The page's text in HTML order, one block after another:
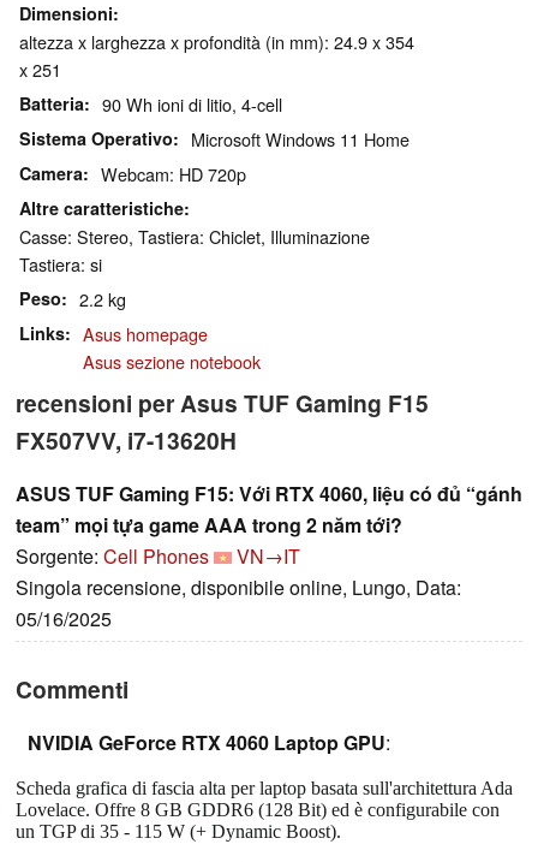
Dimensioni
altezza x larghezza x profondità (in mm): 24.9 x 354
x 251
Batteria 90 Wh ioni di litio, 4-cell
Sistema Operativo Microsoft Windows 11 Home
Camera Webcam: HD 720p
Altre caratteristiche
Casse: Stereo, Tastiera: Chiclet, Illuminazione
Tastiera: si
Peso 2.2 kg
Links
Asus homepage
Asus sezione notebook
recensioni per Asus TUF Gaming F15
FX507VV, i7-13620H
ASUS TUF Gaming F15: Với RTX 4060, liệu có đủ “gánh
team” mọi tựa game AAA trong 2 năm tới?
Sorgente: Cell Phones
VN→IT
Singola recensione, disponibile online, Lungo, Data:
05/16/2025
Commenti
NVIDIA GeForce RTX 4060 Laptop GPU:
Scheda grafica di fascia alta per laptop basata sull'architettura Ada
Lovelace. Offre 8 GB GDDR6 (128 Bit) ed è configurabile con
un TGP di 35 - 115 W (+ Dynamic Boost).